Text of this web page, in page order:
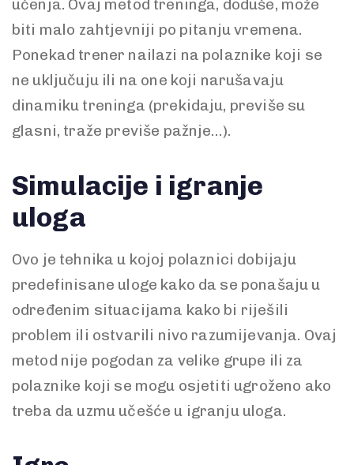
učenja. Ovaj metod treninga, doduše, može
biti malo zahtjevniji po pitanju vremena.
Ponekad trener nailazi na polaznike koji se
ne uključuju ili na one koji narušavaju
dinamiku treninga (prekidaju, previše su
glasni, traže previše pažnje…).
Simulacije i igranje
uloga
Ovo je tehnika u kojoj polaznici dobijaju
predefinisane uloge kako da se ponašaju u
određenim situacijama kako bi riješili
problem ili ostvarili nivo razumijevanja. Ovaj
metod nije pogodan za velike grupe ili za
polaznike koji se mogu osjetiti ugroženo ako
treba da uzmu učešće u igranju uloga.